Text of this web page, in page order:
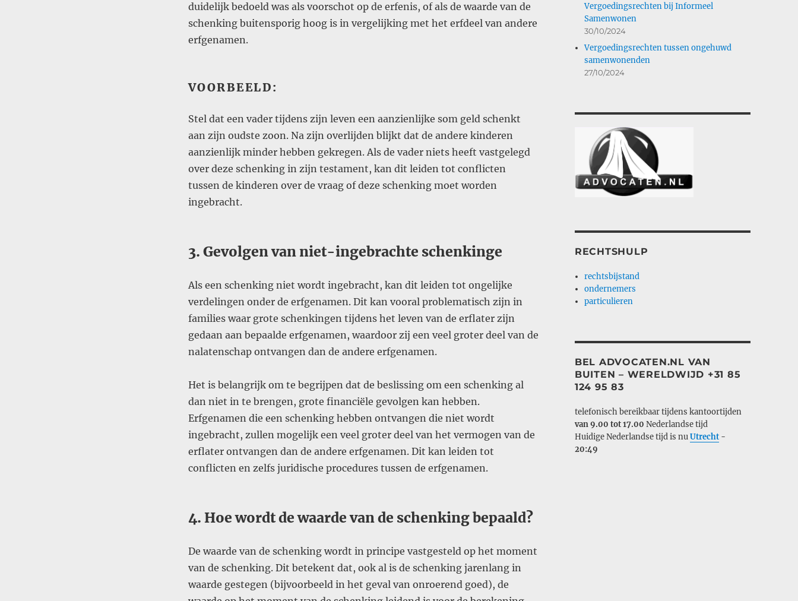
duidelijk bedoeld was als voorschot op de erfenis, of als de waarde van de
schenking buitensporig hoog is in vergelijking met het erfdeel van andere
erfgenamen.
VOORBEELD:
Stel dat een vader tijdens zijn leven een aanzienlijke som geld schenkt
aan zijn oudste zoon. Na zijn overlijden blijkt dat de andere kinderen
aanzienlijk minder hebben gekregen. Als de vader niets heeft vastgelegd
over deze schenking in zijn testament, kan dit leiden tot conflicten
tussen de kinderen over de vraag of deze schenking moet worden
ingebracht​.
3. Gevolgen van niet-ingebrachte schenkinge
Als een schenking niet wordt ingebracht, kan dit leiden tot ongelijke
verdelingen onder de erfgenamen. Dit kan vooral problematisch zijn in
families waar grote schenkingen tijdens het leven van de erflater zijn
gedaan aan bepaalde erfgenamen, waardoor zij een veel groter deel van de
nalatenschap ontvangen dan de andere erfgenamen​.
Het is belangrijk om te begrijpen dat de beslissing om een schenking al
dan niet in te brengen, grote financiële gevolgen kan hebben.
Erfgenamen die een schenking hebben ontvangen die niet wordt
ingebracht, zullen mogelijk een veel groter deel van het vermogen van de
erflater ontvangen dan de andere erfgenamen. Dit kan leiden tot
conflicten en zelfs juridische procedures tussen de erfgenamen​.
4. Hoe wordt de waarde van de schenking bepaald?
De waarde van de schenking wordt in principe vastgesteld op het moment
van de schenking. Dit betekent dat, ook al is de schenking jarenlang in
waarde gestegen (bijvoorbeeld in het geval van onroerend goed), de
Vergoedingsrechten bij Informeel
Samenwonen
30/10/2024
Vergoedingsrechten tussen ongehuwd
samenwonenden
27/10/2024
RECHTSHULP
rechtsbijstand
ondernemers
particulieren
BEL ADVOCATEN.NL VAN
BUITEN – WERELDWIJD +31 85
124 95 83
telefonisch bereikbaar tijdens kantoortijden
van 9.00 tot 17.00 Nederlandse tijd
Huidige Nederlandse tijd is nuUtrecht-
20:49